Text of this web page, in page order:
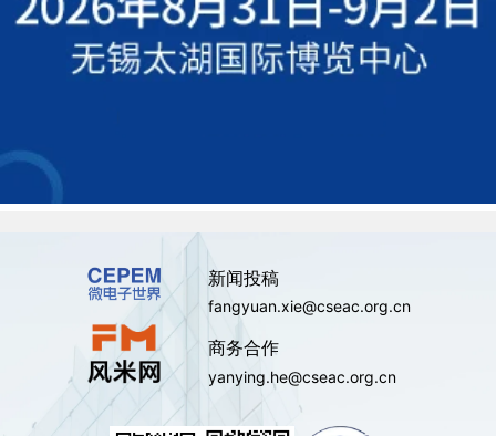
新闻投稿
fangyuan.xie@cseac.org.cn
商务合作
yanying.he@cseac.org.cn